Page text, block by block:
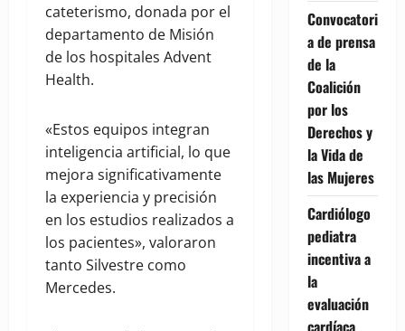
cateterismo, donada por el
departamento de Misión
de los hospitales Advent
Health.
«Estos equipos integran
inteligencia artificial, lo que
mejora significativamente
la experiencia y precisión
en los estudios realizados a
los pacientes», valoraron
tanto Silvestre como
Mercedes.
Convocatori
a de prensa
de la
Coalición
por los
Derechos y
la Vida de
las Mujeres
Cardiólogo
pediatra
incentiva a
la
evaluación
cardíaca